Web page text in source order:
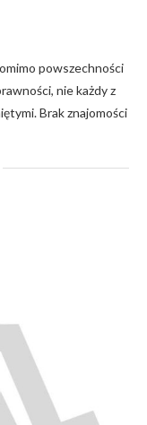
powszechności
nie każdy z
Brak znajomości